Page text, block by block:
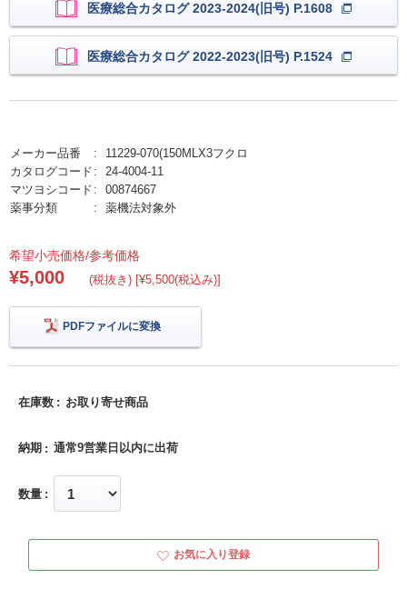
医療総合カタログ 2023-2024(旧号) P.1608
医療総合カタログ 2022-2023(旧号) P.1524
メーカー品番
11229-070(150MLX3フクロ
カタログコード
24-4004-11
マツヨシコード
00874667
薬事分類
薬機法対象外
希望小売価格/参考価格
¥5,000 (税抜き) [¥5,500(税込み)]
PDFファイルに変換
在庫数 お取り寄せ商品
納期 通常9営業日以内に出荷
数量
お気に入り登録